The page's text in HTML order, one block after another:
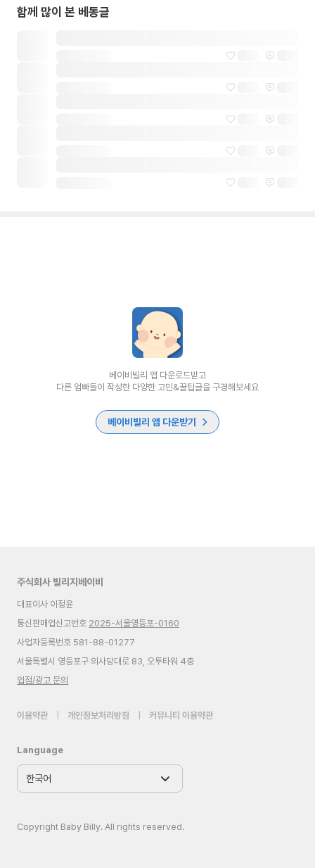
함께 많이 본 베동글
베이비빌리 앱 다운로드받고
다른 엄빠들이 작성한 다양한 고민&꿀팁글을 구경해보세요
베이비빌리 앱 다운받기
주식회사 빌리지베이비
대표이사 이정윤
통신판매업신고번호 2025-서울영등포-0160
사업자등록번호 581-88-01277
서울특별시 영등포구 의사당대로 83, 오투타워 4층
입점/광고 문의
이용약관 개인정보처리방침 커뮤니티 이용약관
Language
Copyright Baby Billy. All rights reserved.